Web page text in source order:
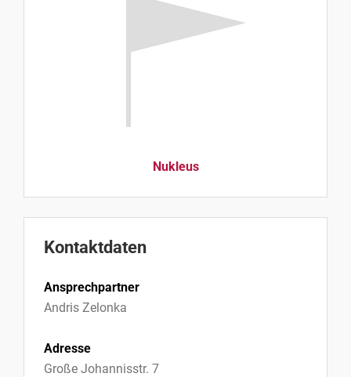
Nukleus
Kontaktdaten
Ansprechpartner
Andris Zelonka
Adresse
Große Johannisstr. 7